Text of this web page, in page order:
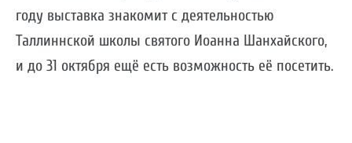
году выставка знакомит с деятельностью
Таллиннской школы святого Иоанна Шанхайского,
и до 31 октября ещё есть возможность её посетить.